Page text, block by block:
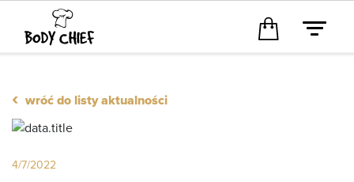
‹ wróć do listy aktualności
4/7/2022